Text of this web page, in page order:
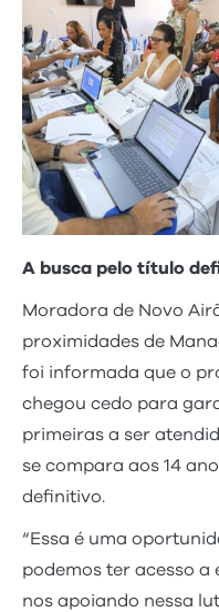
A busca pelo título
Moradora de Novo
proximidades de
foi informada que o
chegou cedo para
primeiras a ser
se compara aos 14
definitivo.
“Essa é uma
podemos ter acesso a
nos apoiando nessa